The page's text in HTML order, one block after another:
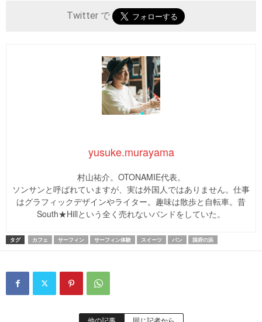
Twitter で
yusuke.murayama
村山祐介。OTONAMIE代表。
ソンサンと呼ばれていますが、実は外国人ではありません。仕事
はグラフィックデザインやライター。趣味は散歩と自転車。昔
South★Hillという全く売れないバンドをしていた。
タグ カフェ サーフィン サーフィン体験 スイーツ パン 国府の浜
他の記事 同じ記者から